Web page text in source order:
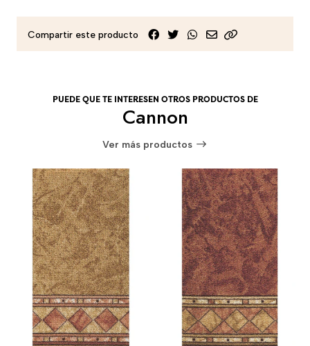
Compartir este producto
PUEDE QUE TE INTERESEN OTROS PRODUCTOS DE
Cannon
Ver más productos